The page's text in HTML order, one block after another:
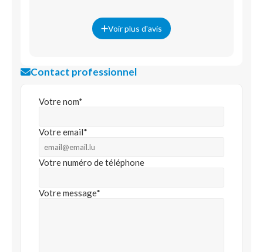
Voir plus d'avis
Contact professionnel
Votre nom*
Votre email*
Votre numéro de téléphone
Votre message*